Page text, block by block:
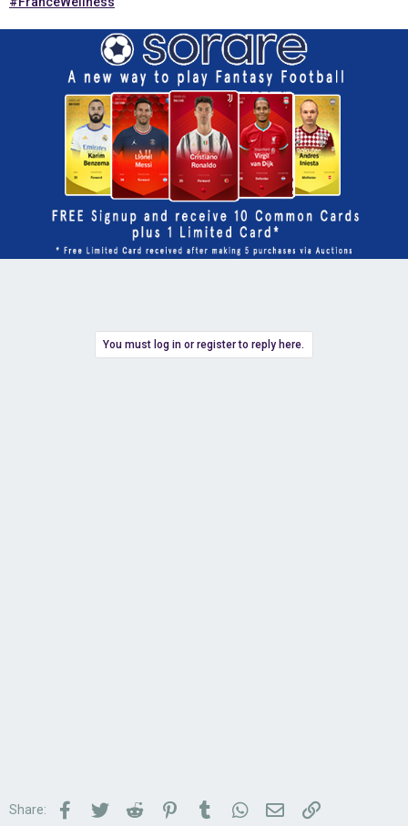
You must log in or register to reply here.
Share: Facebook
TwitterReddit PinterestTumblrWhatsApp
Email Link